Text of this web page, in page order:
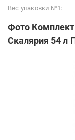
Вес упаковки №1:
Фото
Скалярия 54 л